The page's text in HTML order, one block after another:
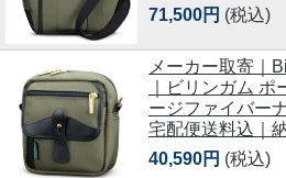
71,500円 (税込)
メーカー取寄｜
｜ビリンガム
ージファイバー
宅配便送料込｜
40,590円 (税込)